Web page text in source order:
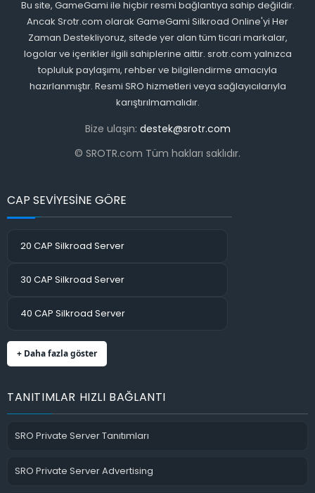
Bu site, GameGami ile hiçbir resmi bağlantıya sahip değildir.
Ancak Srotr.com olarak GameGami Silkroad Online'yi Her
Zaman Destekliyoruz, sitede yer alan tüm ticari markalar,
logolar ve içerikler ilgili sahiplerine aittir. srotr.com yalnızca
topluluk paylaşımı, rehber ve bilgilendirme amacıyla
hazırlanmıştır. Resmi SRO hizmetleri veya sağlayıcılarıyla
karıştırılmamalıdır.
Bize ulaşın: destek@srotr.com
© SROTR.com Tüm hakları saklıdır.
CAP SEVİYESİNE GÖRE
20 CAP Silkroad Server
30 CAP Silkroad Server
40 CAP Silkroad Server
+ Daha fazla göster
TANITIMLAR HIZLI BAĞLANTI
SRO Private Server Tanıtımları
SRO Private Server Advertising